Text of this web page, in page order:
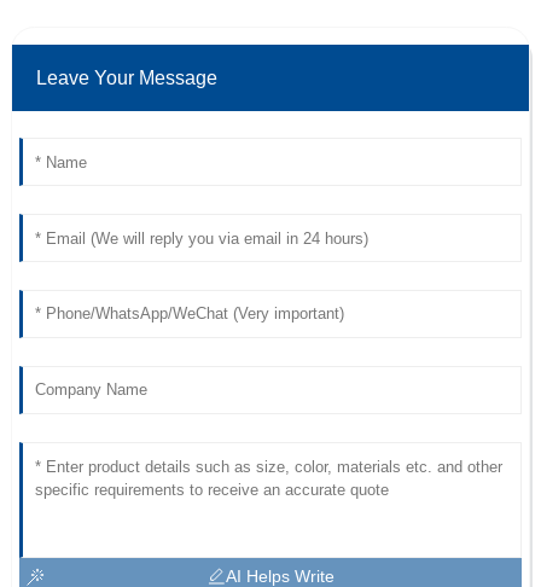
Leave Your Message
AI Helps Write